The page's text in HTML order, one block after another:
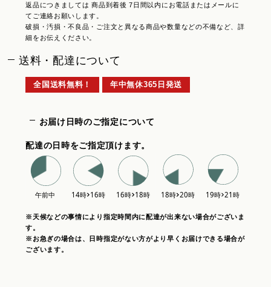
返品につきましては 商品到着後 7日間以内にお電話またはメールに
てご連絡お願いします。
破損・汚損・不良品・ご注文と異なる商品や数量などの不備など、詳
細をお伝えください。
送料・配達について
全国送料無料！ 年中無休365日発送
お届け日時のご指定について
配達の日時をご指定頂けます。
※天候などの事情により指定時間内に配達が出来ない場合がございま
す。
※お急ぎの場合は、日時指定がない方がより早くお届けできる場合が
ございます。